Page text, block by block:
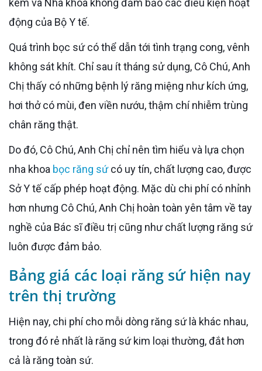
kém và Nha khoa không đảm bảo các điều kiện hoạt
động của Bộ Y tế.
Quá trình bọc sứ có thể dẫn tới tình trạng cong, vênh
không sát khít. Chỉ sau ít tháng sử dụng, Cô Chú, Anh
Chị thấy có những bệnh lý răng miệng như kích ứng,
hơi thở có mùi, đen viền nướu, thậm chí nhiễm trùng
chân răng thật.
Do đó, Cô Chú, Anh Chị chỉ nên tìm hiểu và lựa chọn
nha khoa bọc răng sứcó uy tín, chất lượng cao, được
Sở Y tế cấp phép hoạt động. Mặc dù chi phí có nhỉnh
hơn nhưng Cô Chú, Anh Chị hoàn toàn yên tâm về tay
nghề của Bác sĩ điều trị cũng như chất lượng răng sứ
luôn được đảm bảo.
Bảng giá các loại răng sứ hiện nay
trên thị trường
Hiện nay, chi phí cho mỗi dòng răng sứ là khác nhau,
trong đó rẻ nhất là răng sứ kim loại thường, đắt hơn
cả là răng toàn sứ.